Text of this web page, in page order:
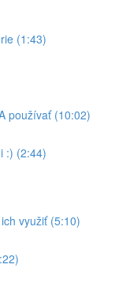
(1:43)
používať (10:02)
:) (2:44)
využiť (5:10)